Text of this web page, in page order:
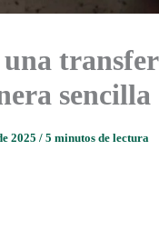
una
sencilla
2025 / 5 minutos de lectura